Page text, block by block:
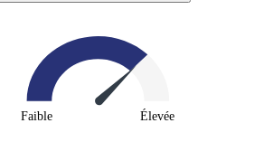
Faible Élevée